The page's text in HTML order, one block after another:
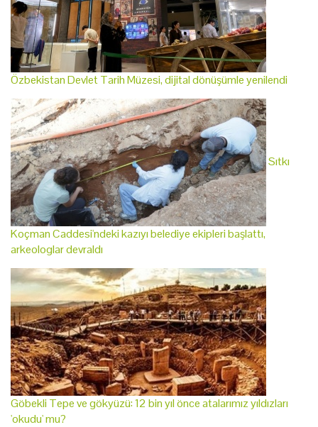
Özbekistan Devlet Tarih Müzesi, dijital dönüşümle yenilendi
Sıtkı
Koçman Caddesi'ndeki kazıyı belediye ekipleri başlattı,
arkeologlar devraldı
Göbekli Tepe ve gökyüzü: 12 bin yıl önce atalarımız yıldızları
'okudu' mu?